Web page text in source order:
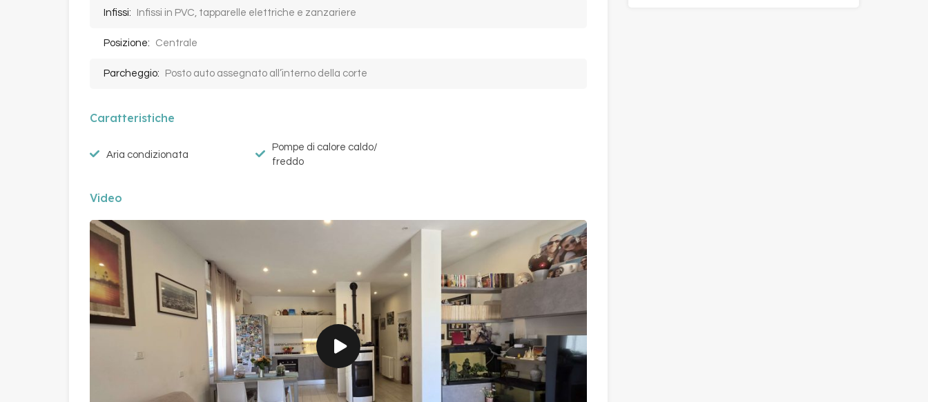
Infissi: Infissi in PVC, tapparelle elettriche e zanzariere
Posizione: Centrale
Parcheggio: Posto auto assegnato all’interno della corte
Caratteristiche
Aria condizionata
Pompe di calore caldo/
freddo
Video